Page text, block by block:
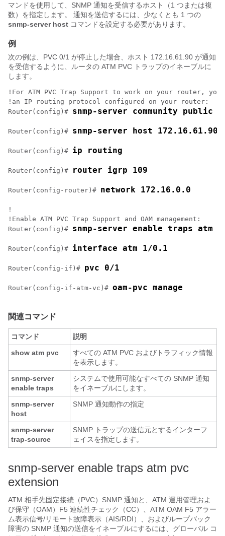
マンドを使用して、SNMP 通知を受信するホスト（1 つまたは複
数）を指定します。 通知を送信するには、少なくとも 1 つの
snmp-server host コマンドを設定する必要があります。
例
次の例は、PVC 0/1 が停止した場合、ホスト 172.16.61.90 が通知
を受信するように、ルータの ATM PVC トラップのイネーブルに
します。
!For ATM PVC Trap Support to work on your router,
!an IP routing protocol configured on your router:
Router(config)# snmp-server community public
Router(config)# snmp-server host 172.16.61.90
Router(config)# ip routing
Router(config)# router igrp 109
Router(config-router)# network 172.16.0.0
!
!Enable ATM PVC Trap Support and OAM management:
Router(config)# snmp-server enable traps
Router(config)# interface atm 1/0.1
Router(config-if)# pvc 0/1
Router(config-if-atm-vc)# oam-pvc manage
関連コマンド
コマンド
説明
show atm pvc
すべての ATM PVC およびトラフィック情報
を表示します。
snmp-server
enable traps
システムで使用可能なすべての SNMP 通知
をイネーブルにします。
snmp-server
host
SNMP 通知動作の指定
snmp-server
trap-source
SNMP トラップの送信元とするインターフ
ェイスを指定します。
snmp-server enable traps atm pvc
extension
ATM 相手先固定接続（PVC）SNMP 通知と、ATM 運用管理およ
び保守（OAM）F5 連続性チェック（CC）、ATM OAM F5 アラー
ム表示信号/リモート故障表示（AIS/RDI）、およびループバック
障害の SNMP 通知の送信をイネーブルにするには、グローバル コ